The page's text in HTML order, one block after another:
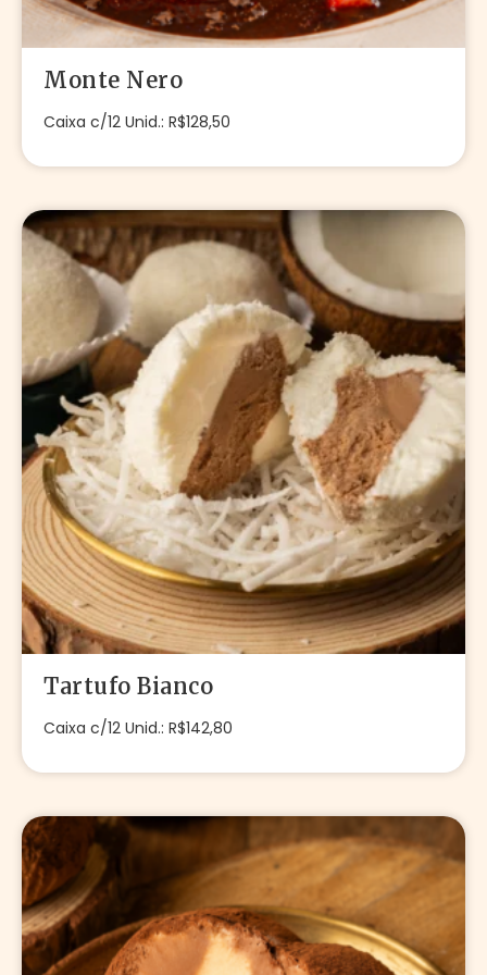
Monte Nero
Caixa c/12 Unid.: R$128,50
Tartufo Bianco
Caixa c/12 Unid.: R$142,80